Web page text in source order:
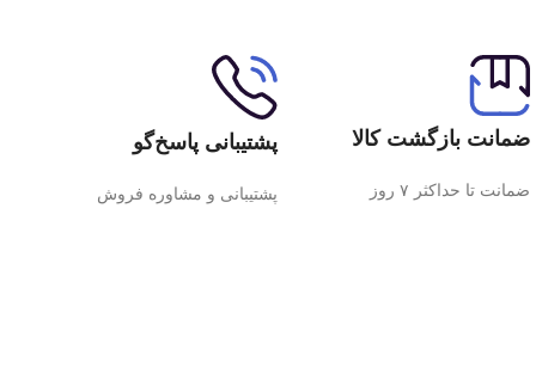
ضمانت بازگشت کالا
ضمانت تا حداکثر ۷ روز
پشتیبانی پاسخ‌گو
پشتیبانی و مشاوره فروش